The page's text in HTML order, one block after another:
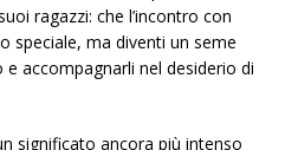
ragazzi: che l’incontro con
speciale, ma diventi un seme
accompagnarli nel desiderio di
significato ancora più intenso